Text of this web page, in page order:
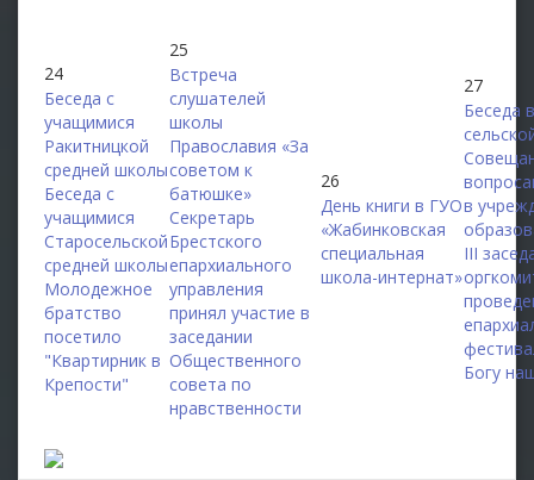
24
Беседа с
учащимися
Ракитницкой
средней школы
Беседа с
учащимися
Старосельской
средней школы
Молодежное
братство
посетило
"Квартирник в
Крепости"
25
Встреча
слушателей
школы
Православия «За
советом к
батюшке»
Секретарь
Брестского
епархиального
управления
принял участие в
заседании
Общественного
совета по
нравственности
26
День книги в ГУО
«Жабинковская
специальная
школа-интернат»
27
Беседа
в
III
Богу